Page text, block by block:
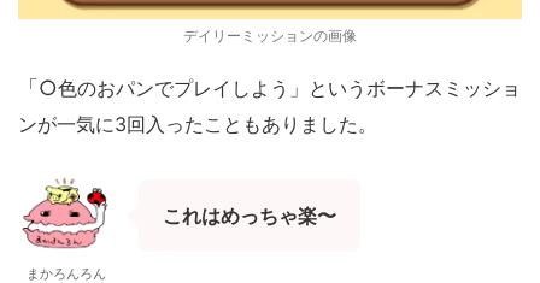
デイリーミッションの画像
「○色のおパンでプレイしよう」というボーナスミッショ
ンが一気に3回入ったこともありました。
まかろんろん
これはめっちゃ楽〜